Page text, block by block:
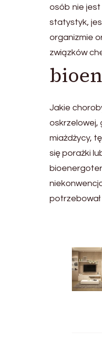
osób nie jest
statystyk,
organizmie
związków
Jakie
oskrzelowej,
miażdżycy,
się porażki